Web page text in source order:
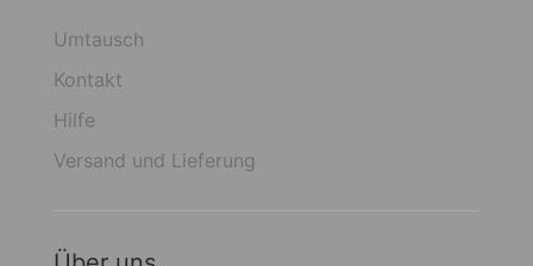
Umtausch
Kontakt
Hilfe
Versand und Lieferung